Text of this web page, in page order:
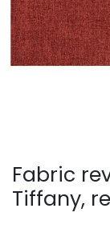
Fabric
Tiffany,